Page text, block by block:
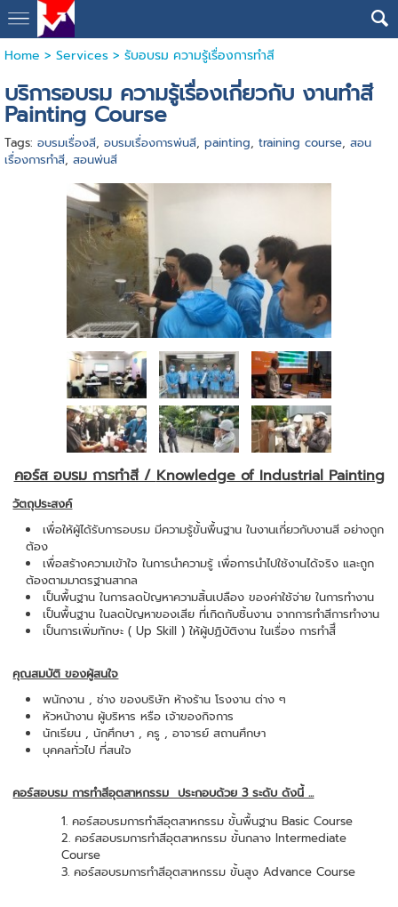
Home > Services> รับอบรม ความรู้เรื่องการทำสี
บริการอบรม ความรู้เรื่องเกี่ยวกับ งานทำสี
Painting Course
Tags: อบรมเรื่องสี, อบรมเรื่องการพ่นสี, painting, training course, สอน
เรื่องการทำสี, สอนพ่นสี
คอร์ส อบรม การทำสี / Knowledge of Industrial Painting
วัตถุประสงค์
เพื่อให้ผู้ได้รับการอบรม มีความรู้ขั้นพื้นฐาน ในงานเกี่ยวกับงานสี อย่างถูก
ต้อง
เพื่อสร้างความเข้าใจ ในการนำความรู้ เพื่อการนำไปใช้งานได้จริง และถูก
ต้องตามมาตรฐานสากล
เป็นพื้นฐาน ในการลดปัญหาความสิ้นเปลือง ของค่าใช้จ่าย ในการทำงาน
เป็นพื้นฐาน ในลดปัญหาของเสีย ที่เกิดกับชิ้นงาน จากการทำสีการทำงาน
เป็นการเพิ่มทักษะ ( Up Skill ) ให้ผู้ปฏิบัติงาน ในเรื่อง การทำสีึ
คุณสมบัติ ของผู้สนใจ
พนักงาน , ช่าง ของบริษัท ห้างร้าน โรงงาน ต่าง ๆ
หัวหน้างาน ผู้บริหาร หรือ เจ้าของกิจการ
นักเรียน , นักศึกษา , ครู , อาจารย์ สถานศึกษา
บุคคลทั่วไป ที่สนใจ
คอร์สอบรม การทำสีอุตสาหกรรม ประกอบด้วย 3 ระดับ ดังนี้ ...
คอร์สอบรมการทำสีอุตสาหกรรม ขั้นพื้นฐาน Basic Course
คอร์สอบรมการทำสีอุตสาหกรรม ขั้นกลาง Intermediate
Course
คอร์สอบรมการทำสีอุตสาหกรรม ขั้นสูง Advance Course